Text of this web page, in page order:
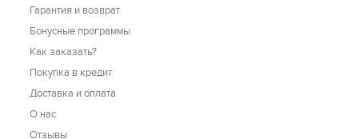
Гарантия и возврат
Бонусные программы
Как заказать?
Покупка в кредит
Доставка и оплата
О нас
Отзывы